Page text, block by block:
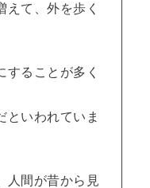
えて、外を歩く
することが多く
といわれていま
人間が昔から見